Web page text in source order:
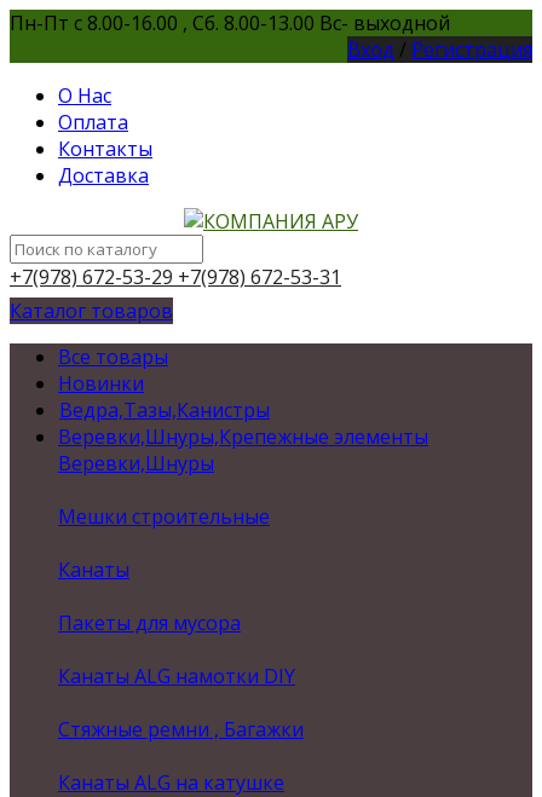
Пн-Пт с 8.00-16.00 , Сб. 8.00-13.00 Вс- выходной
Вход / Регистрация
О Нас
Оплата
Контакты
Доставка
+7(978) 672-53-29 +7(978) 672-53-31
Каталог товаров
Все товары
Новинки
Ведра,Тазы,Канистры
Веревки,Шнуры,Крепежные элементы
Веревки,Шнуры
Мешки строительные
Канаты
Пакеты для мусора
Канаты ALG намотки DIY
Стяжные ремни , Багажки
Канаты ALG на катушке